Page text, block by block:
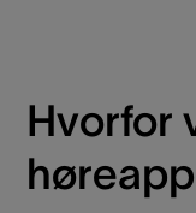
Hvorfor